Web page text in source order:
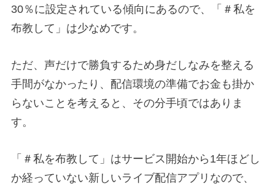
30％に設定されている傾向にあるので、「＃私を
布教して」は少なめです。
ただ、声だけで勝負するため身だしなみを整える
手間がなかったり、配信環境の準備でお金も掛か
らないことを考えると、その分手頃ではありま
す。
「＃私を布教して」はサービス開始から1年ほどし
か経っていない新しいライブ配信アプリなので、